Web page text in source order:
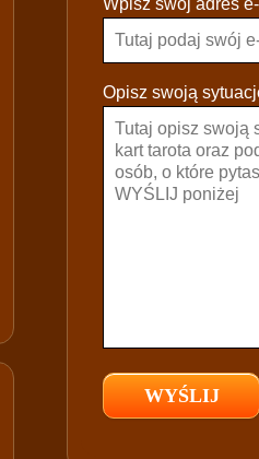
e
a
e
e
Wpisz swój adres
Opisz swoją